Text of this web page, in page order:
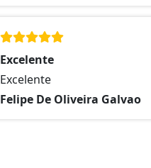
Excelente
Excelente
Felipe De Oliveira Galvao